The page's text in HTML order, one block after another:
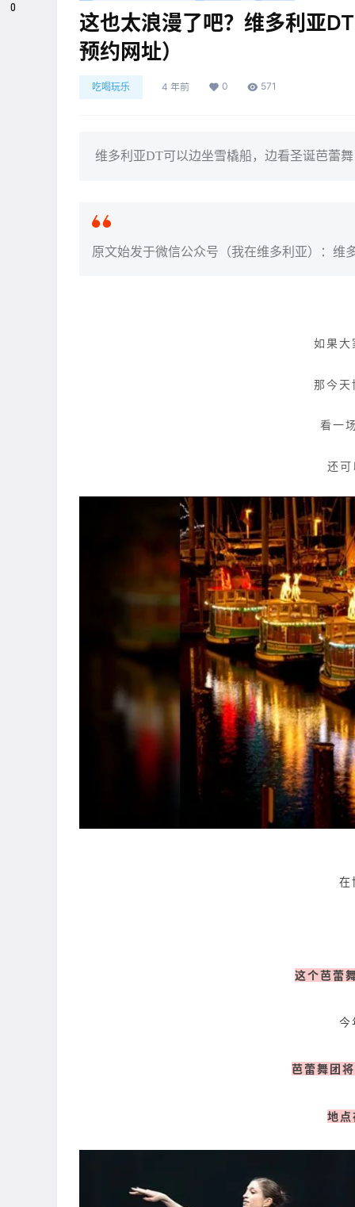
这也太浪漫了吧？维多利亚
预约网址）
吃喝玩乐 4 年前 0 571
维多利亚DT可以边坐雪橇船，边看圣诞芭蕾舞
原文始发于微信公众号（我在维多利亚）：维
如果大
那今天
看一
还可
在
这个芭蕾
今
芭蕾舞团
地
0